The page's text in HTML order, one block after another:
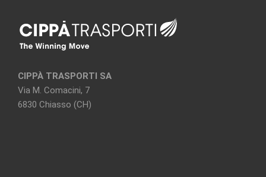
CIPPÀ TRASPORTI SA
Via M. Comacini, 7
6830 Chiasso (CH)